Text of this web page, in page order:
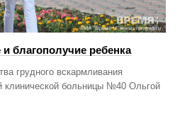
благополучие ребенка
грудного вскармливания
клинической больницы №40 Ольгой